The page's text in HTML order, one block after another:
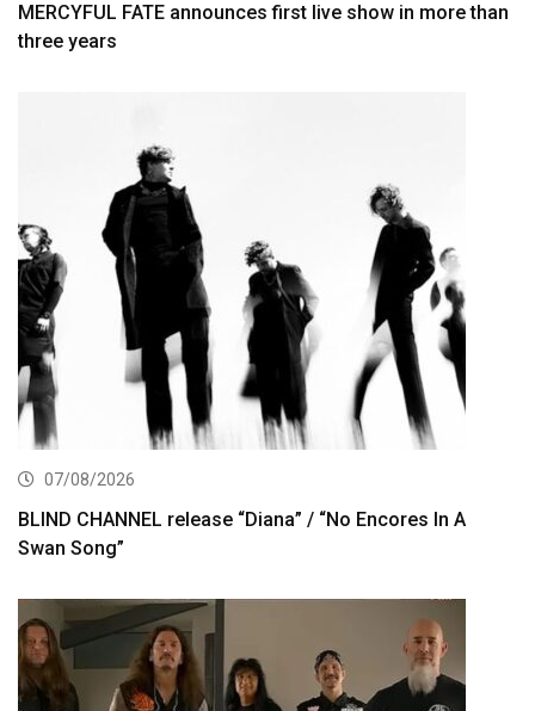
MERCYFUL FATE announces first live show in more than
three years
07/08/2026
BLIND CHANNEL release “Diana” / “No Encores In A
Swan Song”